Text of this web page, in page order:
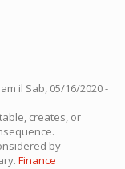
il Sab, 05/16/2020 -
creates, or
by
Finance